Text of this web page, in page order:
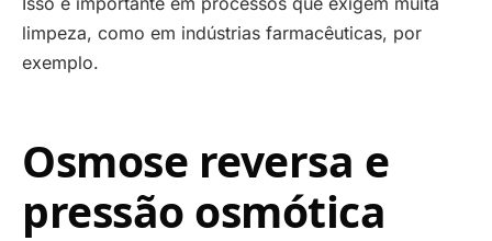
limpeza, como em indústrias farmacêuticas, por
exemplo.
Osmose reversa e
pressão osmótica